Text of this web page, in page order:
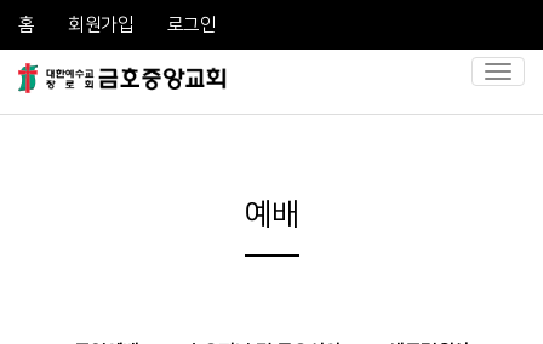
홈 회원가입 로그인
Toggle
예배